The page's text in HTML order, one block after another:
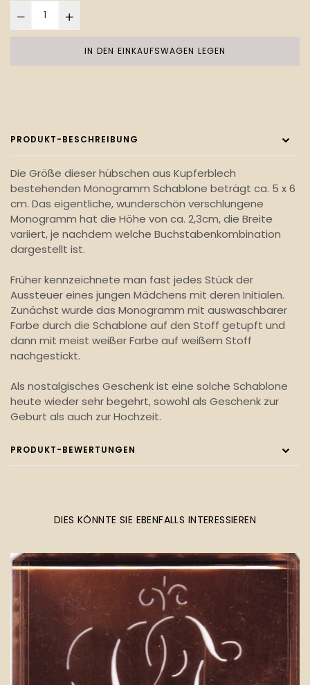
IN DEN EINKAUFSWAGEN LEGEN
PRODUKT-BESCHREIBUNG
Die Größe dieser hübschen aus Kupferblech
bestehenden Monogramm Schablone beträgt ca. 5 x 6
cm. Das eigentliche, wunderschön verschlungene
Monogramm hat die Höhe von ca. 2,3cm, die Breite
variiert, je nachdem welche Buchstabenkombination
dargestellt ist.
Früher kennzeichnete man fast jedes Stück der
Aussteuer eines jungen Mädchens mit deren Initialen.
Zunächst wurde das Monogramm mit auswaschbarer
Farbe durch die Schablone auf den Stoff getupft und
dann mit meist weißer Farbe auf weißem Stoff
nachgestickt.
Als nostalgisches Geschenk ist eine solche Schablone
heute wieder sehr begehrt, sowohl als Geschenk zur
Geburt als auch zur Hochzeit.
PRODUKT-BEWERTUNGEN
DIES KÖNNTE SIE EBENFALLS INTERESSIEREN